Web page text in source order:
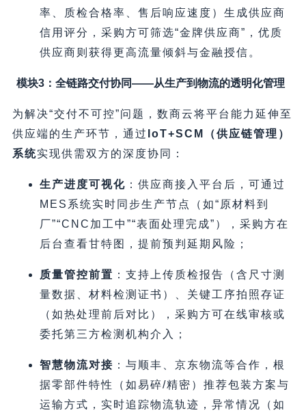
率、质检合格率、售后响应速度）生成供应商
信用评分，采购方可筛选“金牌供应商”，优质
供应商则获得更高流量倾斜与金融授信。
模块3：全链路交付协同——从生产到物流的透明化管理
为解决“交付不可控”问题，数商云将平台能力延伸至
供应端的生产环节，通过 IoT+SCM（供应链管理）
系统实现供需双方的深度协同：
生产进度可视化 ：供应商接入平台后，可通过
MES系统实时同步生产节点（如“原材料到
厂”“CNC加工中”“表面处理完成”），采购方在
后台查看甘特图，提前预判延期风险；
质量管控前置 ：支持上传质检报告（含尺寸测
量数据、材料检测证书）、关键工序拍照存证
（如热处理前后对比），采购方可在线审核或
委托第三方检测机构介入；
智慧物流对接 ：与顺丰、京东物流等合作，根
据零部件特性（如易碎/精密）推荐包装方案与
运输方式，实时追踪物流轨迹，异常情况（如